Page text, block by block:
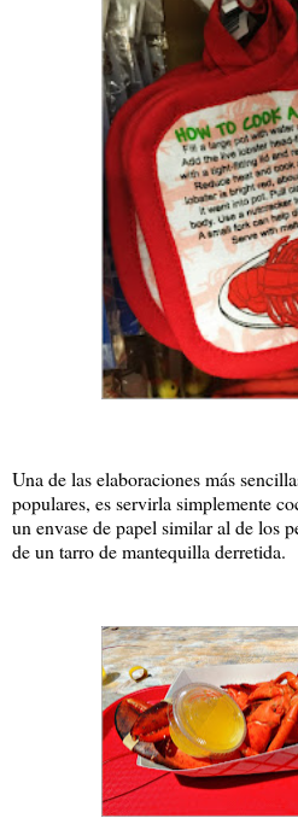
Una de las elaboraciones más
populares, es servirla simplemente
un envase de papel similar al de los
de un tarro de mantequilla derretida.